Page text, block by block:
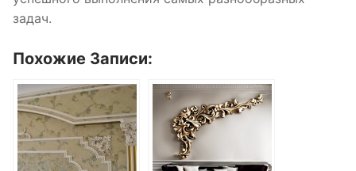
задач.
Похожие Записи: